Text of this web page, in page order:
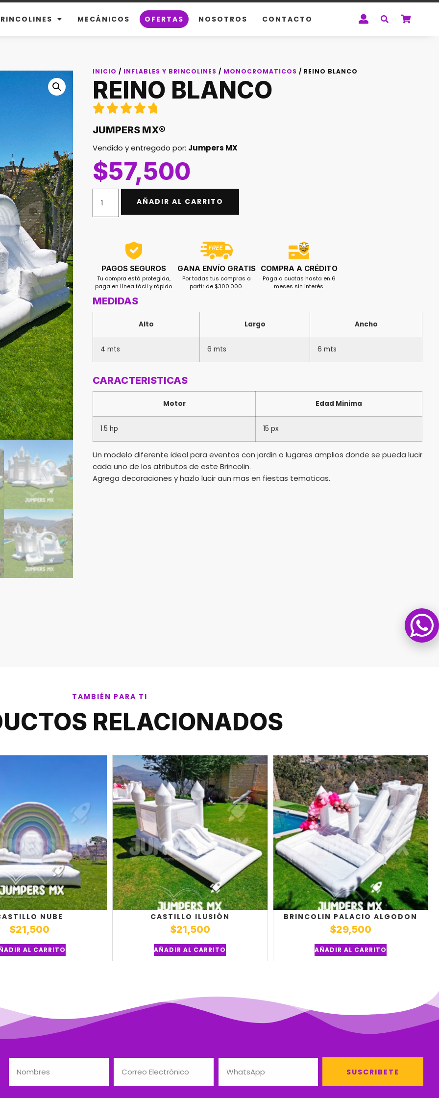
MECÁNICOS OFERTAS NOSOTROS CONTACTO
INICIO / INFLABLES Y BRINCOLINES / MONOCROMATICOS / REINO BLANCO
REINO BLANCO
    
JUMPERS MX®
Vendido y entregado por: Jumpers MX
$57,500
AÑADIR AL CARRITO
PAGOS SEGUROS
Tu compra está protegida,
paga en línea fácil y rápido.
GANA ENVÍO GRATIS
Por todas tus compras a
partir de $300.000.
COMPRA A CRÉDITO
Paga a cuotas hasta en 6
meses sin interés.
MEDIDAS
Alto Largo Ancho
4 mts 6 mts 6 mts
CARACTERISTICAS
Motor Edad Minima
1.5 hp 15 px
Un modelo diferente ideal para eventos con jardin o lugares amplios donde se pueda lucir
cada uno de los atributos de este Brincolin.
Agrega decoraciones y hazlo lucir aun mas en fiestas tematicas.
TAMBIÉN PARA TI
RELACIONADOS
NUBE
$21,500
AL CARRITO
CASTILLO ILUSIÓN
$21,500
AÑADIR AL CARRITO
BRINCOLIN PALACIO ALGODON
$29,500
AÑADIR AL CARRITO
SUSCRIBETE